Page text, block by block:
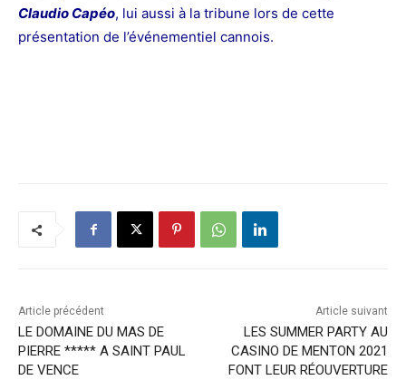
Claudio Capéo, lui aussi à la tribune lors de cette
présentation de l’événementiel cannois.
Article précédent
LE DOMAINE DU MAS DE
PIERRE ***** A SAINT PAUL
DE VENCE
Article suivant
LES SUMMER PARTY AU
CASINO DE MENTON 2021
FONT LEUR RÉOUVERTURE